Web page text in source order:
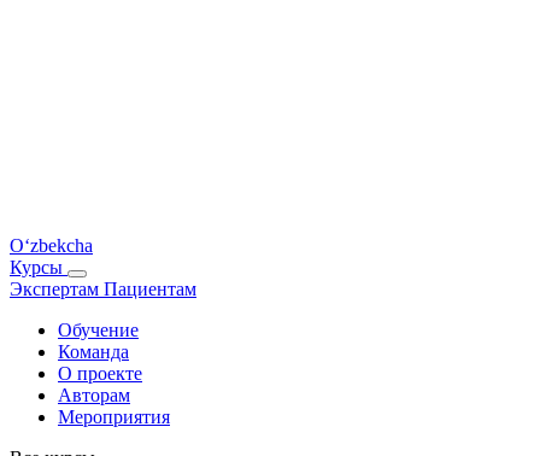
O‘zbekcha
Курсы
Экспертам Пациентам
Обучение
Команда
О проекте
Авторам
Мероприятия